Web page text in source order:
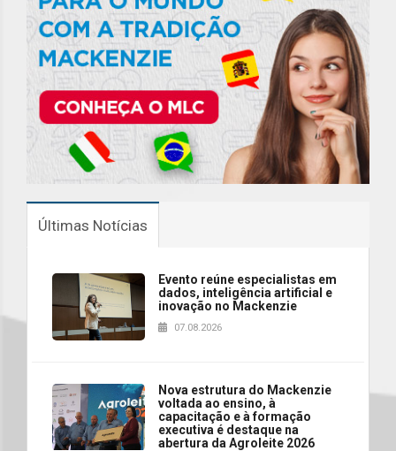
Últimas Notícias
Evento reúne especialistas em
dados, inteligência artificial e
inovação no Mackenzie
07.08.2026
Nova estrutura do Mackenzie
voltada ao ensino, à
capacitação e à formação
executiva é destaque na
abertura da Agroleite 2026